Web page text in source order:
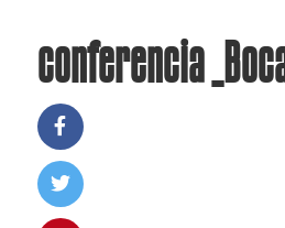
conferencia